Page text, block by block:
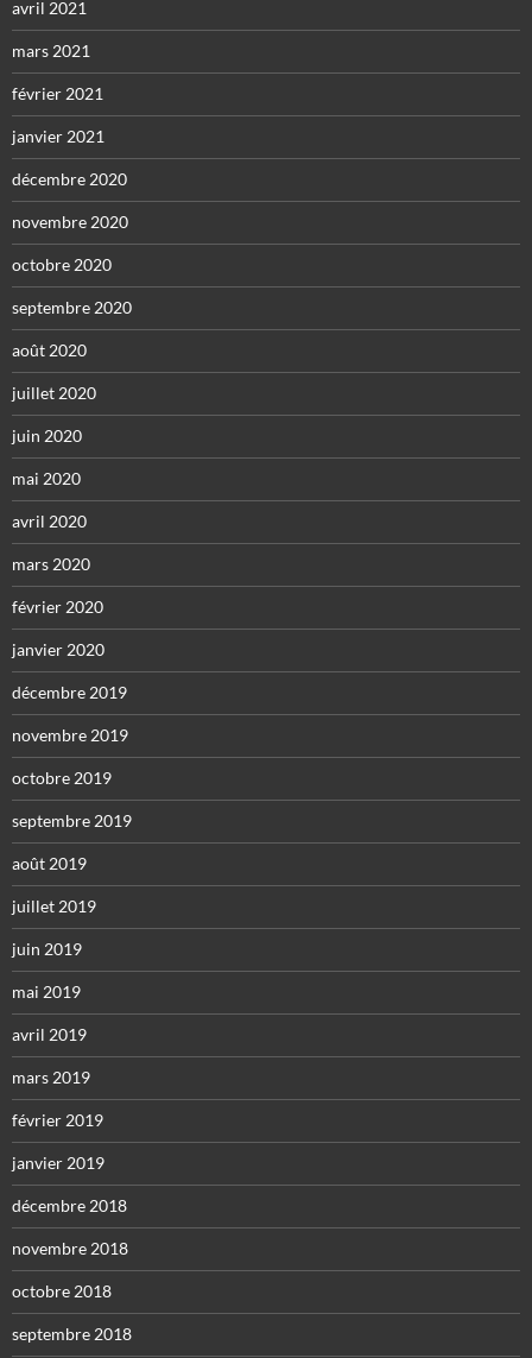
avril 2021
mars 2021
février 2021
janvier 2021
décembre 2020
novembre 2020
octobre 2020
septembre 2020
août 2020
juillet 2020
juin 2020
mai 2020
avril 2020
mars 2020
février 2020
janvier 2020
décembre 2019
novembre 2019
octobre 2019
septembre 2019
août 2019
juillet 2019
juin 2019
mai 2019
avril 2019
mars 2019
février 2019
janvier 2019
décembre 2018
novembre 2018
octobre 2018
septembre 2018